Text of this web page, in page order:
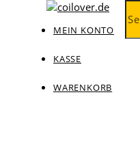
MEIN KONTO
KASSE
WARENKORB